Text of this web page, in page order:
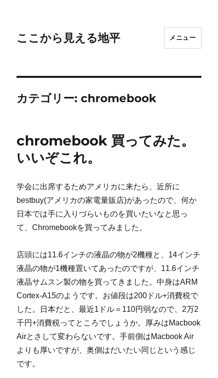
ここから見える地平 メニュー
カテゴリー:chromebook
chromebook 買ってみた。
いいぞこれ。
学会に出席するためアメリカに来たら、近所に
bestbuy(アメリカの家電量販店)があったので、何か
日本では手に入りづらいものを買いたいなと思っ
て、Chromebookを買ってみました。
店頭には11.6インチの液晶の物が2機種と、14インチ
液晶の物が1機種置いてあったのですが、11.6インチ
液晶サムスン製の物を買ってきました。中身はARM
Cortex-A15のようです。お値段は200ドル+消費税で
した。日本だと、最近1ドル＝110円弱なので、2万2
千円+消費税ってところでしょうか。厚みはMacbook
Airとさして変わらないです。手前側はMacbook Air
よりも厚いですが、奥側はだいたい同じという感じ
です。